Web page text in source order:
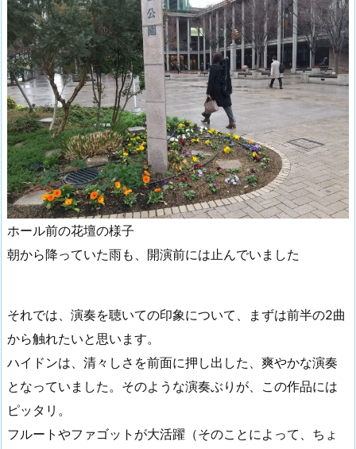
ホール前の花壇の様子
朝から降っていた雨も、開演前には止んでいました
それでは、演奏を聴いての印象について、まずは前半の2曲
から触れたいと思います。
ハイドンは、清々しさを前面に押し出した、爽やかな演奏
となっていました。そのような演奏ぶりが、この作品には
ピッタリ。
フルートやファゴットが大活躍（そのことによって、ちょ